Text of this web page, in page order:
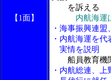
【1面】
を訴える
内航海運
・海事振興連
・内航海運を
実情を説明
船員教育機
・内航総連、